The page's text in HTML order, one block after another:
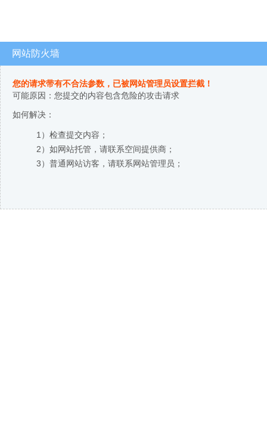
网站防火墙
您的请求带有不合法参数，已被网站管理员设置拦截！
可能原因：您提交的内容包含危险的攻击请求
如何解决：
1）检查提交内容；
2）如网站托管，请联系空间提供商；
3）普通网站访客，请联系网站管理员；